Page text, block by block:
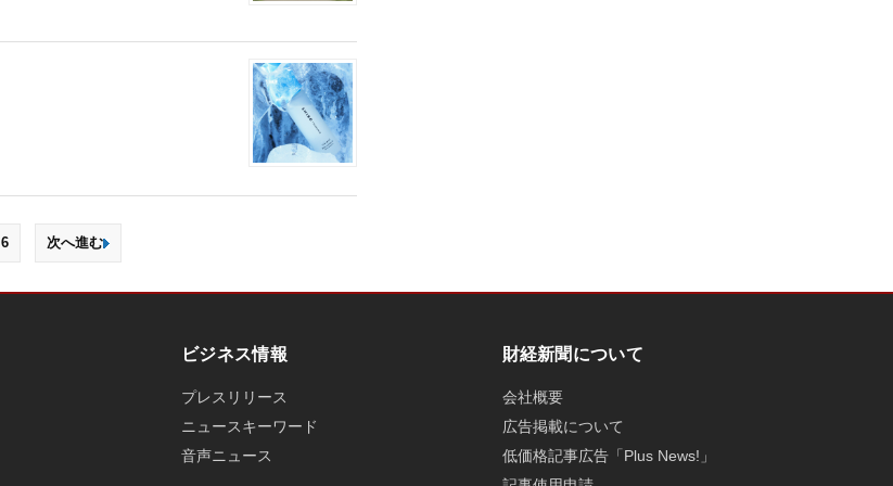
6 次へ進む
ビジネス情報
プレスリリース
ニュースキーワード
音声ニュース
財経新聞について
会社概要
広告掲載について
低価格記事広告「Plus News!」